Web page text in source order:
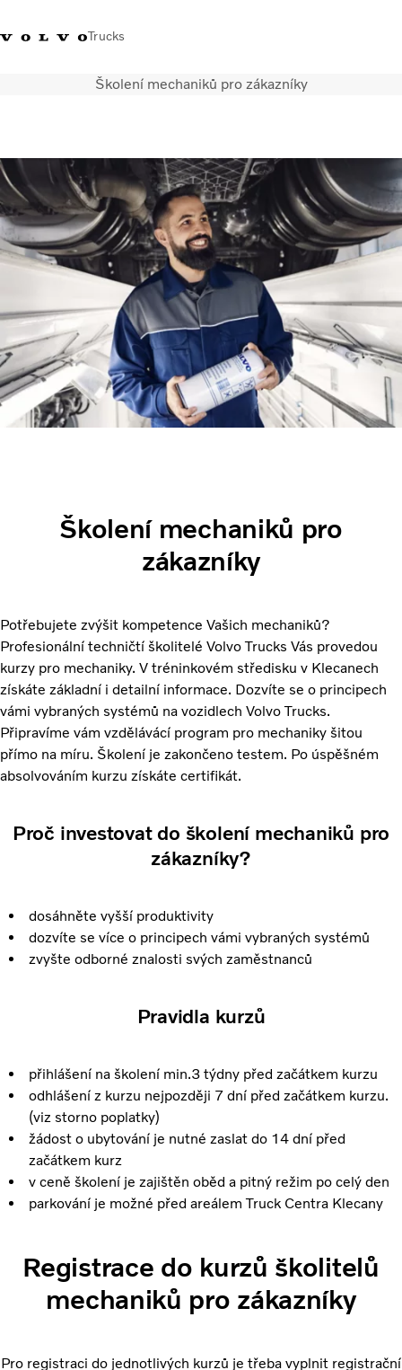
Trucks
Klub řidičů
Přihlášení k Volvo
Segmentace
Modely
Služby
Použitá vozidla
Servisní síť a prodej
Kariéra
O nás
Školení mechaniků pro zákazníky
Školení mechaniků pro
zákazníky
Potřebujete zvýšit kompetence Vašich mechaniků?
Profesionální techničtí školitelé Volvo Trucks Vás provedou
kurzy pro mechaniky. V tréninkovém středisku v Klecanech
získáte základní i detailní informace. Dozvíte se o principech
vámi vybraných systémů na vozidlech Volvo Trucks.
Připravíme vám vzdělávácí program pro mechaniky šitou
přímo na míru. Školení je zakončeno testem. Po úspěšném
absolvováním kurzu získáte certifikát.
Proč investovat do školení mechaniků pro
zákazníky?
dosáhněte vyšší produktivity
dozvíte se více o principech vámi vybraných systémů
zvyšte odborné znalosti svých zaměstnanců
Pravidla kurzů
přihlášení na školení min.3 týdny před začátkem kurzu
odhlášení z kurzu nejpozději 7 dní před začátkem kurzu.
(viz storno poplatky)
žádost o ubytování je nutné zaslat do 14 dní před
začátkem kurz
v ceně školení je zajištěn oběd a pitný režim po celý den
parkování je možné před areálem Truck Centra Klecany
Registrace do kurzů školitelů
mechaniků pro zákazníky
Pro registraci do jednotlivých kurzů je třeba vyplnit registrační